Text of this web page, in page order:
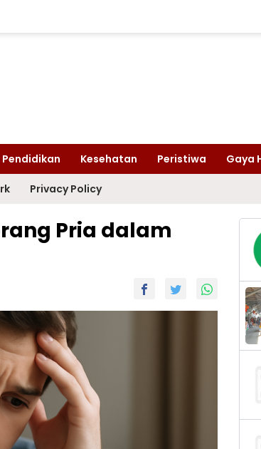
Pendidikan Kesehatan Peristiwa Gaya
Privacy Policy
Pria dalam